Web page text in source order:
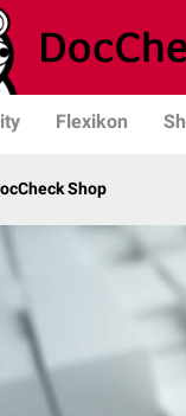
Flexikon
Shop